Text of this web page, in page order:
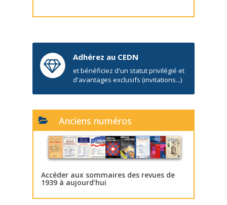
Adhérez au CEDN
et bénéficiez d'un statut privilégié et
d'avantages exclusifs (invitations...)
Anciens numéros
Accéder aux sommaires des revues de
1939 à aujourd’hui